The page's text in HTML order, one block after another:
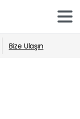
Bize Ulaşın